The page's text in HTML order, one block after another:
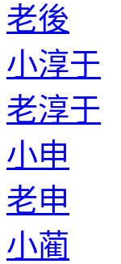
老後
小淳于
老淳于
小申
老申
小蔺